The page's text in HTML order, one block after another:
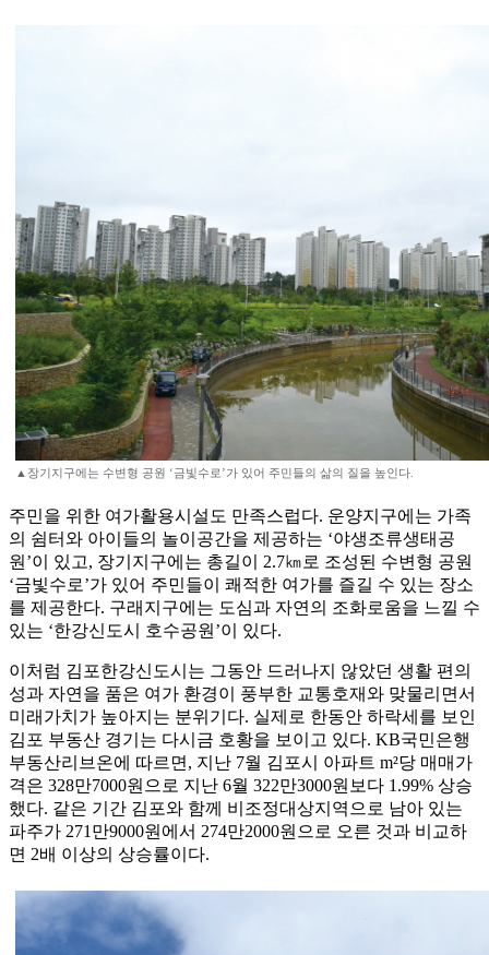
▲장기지구에는 수변형 공원 ‘금빛수로’가 있어 주민들의 삶의 질을 높인다.
주민을 위한 여가활용시설도 만족스럽다. 운양지구에는 가족
의 쉼터와 아이들의 놀이공간을 제공하는 ‘야생조류생태공
원’이 있고, 장기지구에는 총길이 2.7㎞로 조성된 수변형 공원
‘금빛수로’가 있어 주민들이 쾌적한 여가를 즐길 수 있는 장소
를 제공한다. 구래지구에는 도심과 자연의 조화로움을 느낄 수
있는 ‘한강신도시 호수공원’이 있다.
이처럼 김포한강신도시는 그동안 드러나지 않았던 생활 편의
성과 자연을 품은 여가 환경이 풍부한 교통호재와 맞물리면서
미래가치가 높아지는 분위기다. 실제로 한동안 하락세를 보인
김포 부동산 경기는 다시금 호황을 보이고 있다. KB국민은행
부동산리브온에 따르면, 지난 7월 김포시 아파트 m²당 매매가
격은 328만7000원으로 지난 6월 322만3000원보다 1.99% 상승
했다. 같은 기간 김포와 함께 비조정대상지역으로 남아 있는
파주가 271만9000원에서 274만2000원으로 오른 것과 비교하
면 2배 이상의 상승률이다.